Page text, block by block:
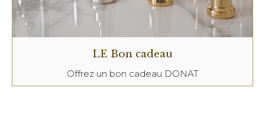
LE Bon cadeau
Offrez un bon cadeau DONAT